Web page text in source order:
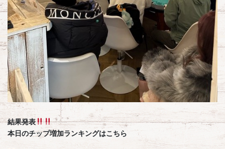
結果発表
本日のチップ増加ランキングはこちら